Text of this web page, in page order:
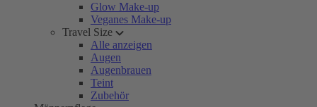
Glow Make-up
Veganes Make-up
Travel Size
Alle anzeigen
Augen
Augenbrauen
Teint
Zubehör